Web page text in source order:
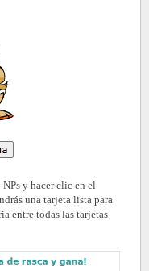
NPs y hacer clic en el
una tarjeta lista para
entre todas las tarjetas